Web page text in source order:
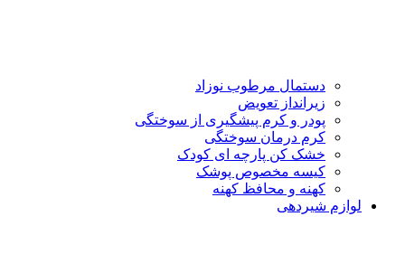
دستمال مرطوب نوزاد
زیرانداز تعویض
پودر و کرم پیشگیری از سوختگی
کرم درمان سوختگی
خشک کن پارچه ای کودک
کیسه مخصوص پوشک
کهنه و محافظ کهنه
لوازم شیردهی